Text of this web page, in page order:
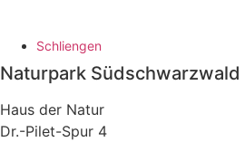
Schliengen
Naturpark Südschwarzwald
Haus der Natur
Dr.-Pilet-Spur 4